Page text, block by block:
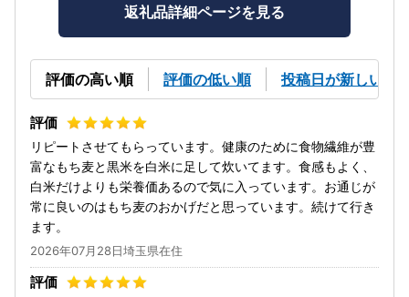
返礼品詳細ページを見る
評価の高い順 評価の低い順 投稿日が新しい順
リピートさせてもらっています。健康のために食物繊維が豊
富なもち麦と黒米を白米に足して炊いてます。食感もよく、
白米だけよりも栄養価あるので気に入っています。お通じが
常に良いのはもち麦のおかげだと思っています。続けて行き
ます。
2026年07月28日埼玉県在住